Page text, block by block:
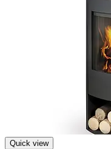
Quick view